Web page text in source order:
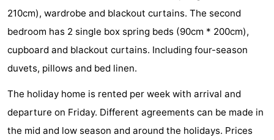
de
Aires
jeux
intérieures
-
de
bien-
Villages
&
Nature
210cm), wardrobe and blackout curtains. The second
bedroom has 2 single box spring beds (90cm * 200cm),
cupboard and blackout curtains. Including four-season
duvets, pillows and bed linen.
The holiday home is rented per week with arrival and
departure on Friday. Different agreements can be made in
the mid and low season and around the holidays. Prices